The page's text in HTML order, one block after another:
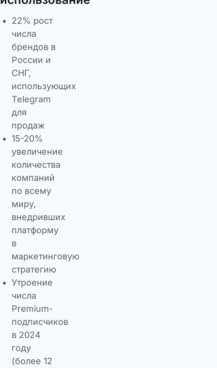
22% рост
числа
брендов в
России и
СНГ,
использующих
Telegram
для
продаж
15-20%
увеличение
количества
компаний
по всему
миру,
внедривших
платформу
в
маркетинговую
стратегию
Утроение
числа
Premium-
подписчиков
в 2024
году
(более 12